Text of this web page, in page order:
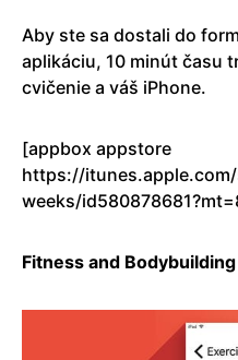
Aby ste sa dostali do
aplikáciu, 10 minút času
cvičenie a váš iPhone.
[appbox appstore
https://
weeks/
Fitness and